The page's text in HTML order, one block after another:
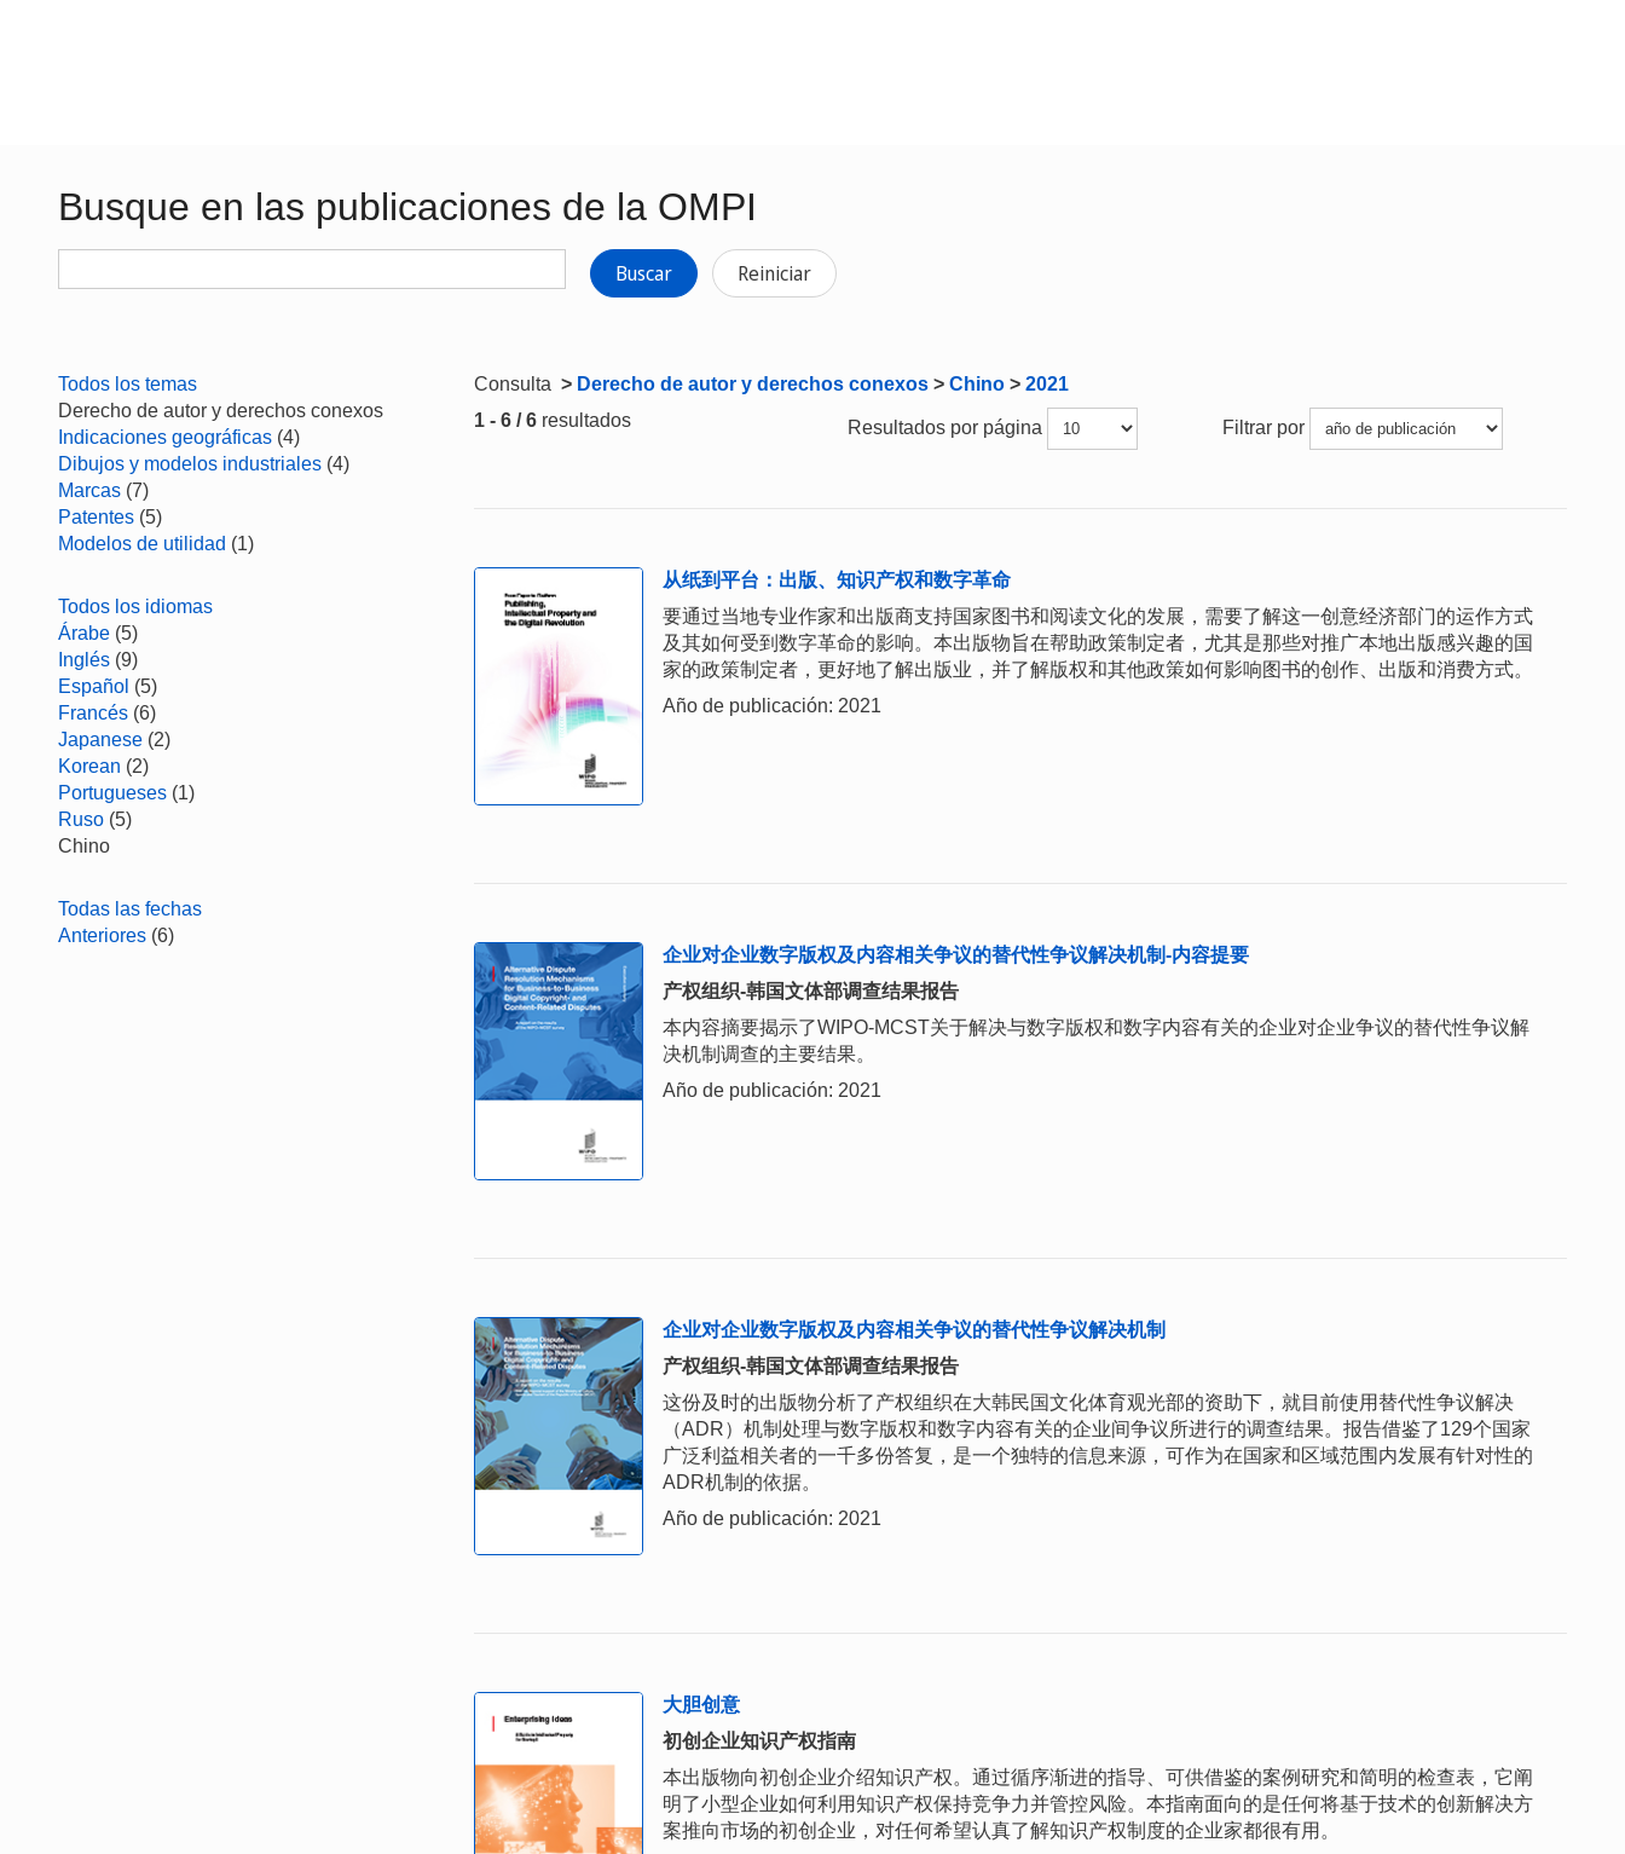
Busque en las publicaciones de la OMPI
Buscar Reiniciar
Todos los temas
Derecho de autor y derechos conexos
Indicaciones geográficas (4)
Dibujos y modelos industriales (4)
Marcas (7)
Patentes (5)
Modelos de utilidad (1)
Todos los idiomas
Árabe (5)
Inglés (9)
Español (5)
Francés (6)
Japanese (2)
Korean (2)
Portugueses (1)
Ruso (5)
Chino
Todas las fechas
Anteriores (6)
Consulta > Derecho de autor y derechos conexos > Chino > 2021
1 - 6 / 6 resultados Resultados por página Filtrar por
从纸到平台：出版、知识产权和数字革命
要通过当地专业作家和出版商支持国家图书和阅读文化的发展，需要了解这一创意经济部门的运作方式
及其如何受到数字革命的影响。本出版物旨在帮助政策制定者，尤其是那些对推广本地出版感兴趣的国
家的政策制定者，更好地了解出版业，并了解版权和其他政策如何影响图书的创作、出版和消费方式。
Año de publicación: 2021
企业对企业数字版权及内容相关争议的替代性争议解决机制-内容提要
产权组织-韩国文体部调查结果报告
本内容摘要揭示了WIPO-MCST关于解决与数字版权和数字内容有关的企业对企业争议的替代性争议解
决机制调查的主要结果。
Año de publicación: 2021
企业对企业数字版权及内容相关争议的替代性争议解决机制
产权组织-韩国文体部调查结果报告
这份及时的出版物分析了产权组织在大韩民国文化体育观光部的资助下，就目前使用替代性争议解决
（ADR）机制处理与数字版权和数字内容有关的企业间争议所进行的调查结果。报告借鉴了129个国家
广泛利益相关者的一千多份答复，是一个独特的信息来源，可作为在国家和区域范围内发展有针对性的
ADR机制的依据。
Año de publicación: 2021
大胆创意
初创企业知识产权指南
本出版物向初创企业介绍知识产权。通过循序渐进的指导、可供借鉴的案例研究和简明的检查表，它阐
明了小型企业如何利用知识产权保持竞争力并管控风险。本指南面向的是任何将基于技术的创新解决方
案推向市场的初创企业，对任何希望认真了解知识产权制度的企业家都很有用。